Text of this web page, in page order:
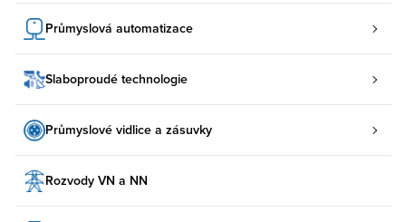
Průmyslová automatizace
Slaboproudé technologie
Průmyslové vidlice a zásuvky
Rozvody VN a NN